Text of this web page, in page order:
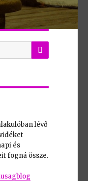
KERES
lévő
és
fogná össze.